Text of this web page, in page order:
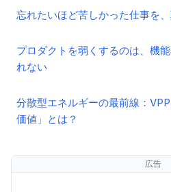
忘れたいほど苦しかった仕事を
プロダクトを弱くするのは、機
れない
分散型エネルギーの最前線：
価値」とは？
広告